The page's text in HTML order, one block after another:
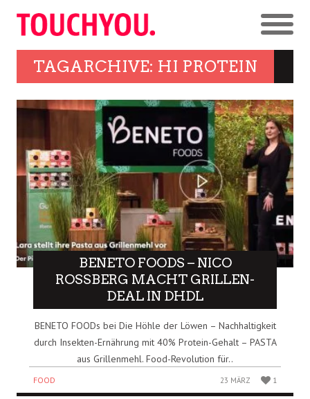
TAGARCHIVE: HI PROTEIN
BENETO FOODS – NICO
ROSSBERG MACHT GRILLEN-
DEAL IN DHDL
BENETO FOODs bei Die Höhle der Löwen – Nachhaltigkeit
durch Insekten-Ernährung mit 40% Protein-Gehalt – PASTA
aus Grillenmehl. Food-Revolution für..
FOOD 23 MÄRZ 1